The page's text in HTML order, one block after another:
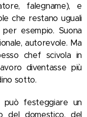
falegname), e
che restano uguali
esempio. Suona
autorevole. Ma
chef scivola in
diventasse più
sotto.
può festeggiare un
del domestico, del